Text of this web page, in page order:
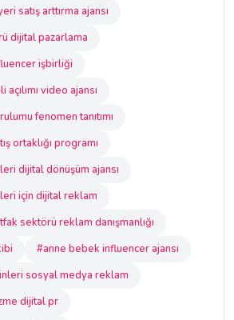
satış arttırma ajansı
dijital pazarlama
işbirliği
video ajansı
fenomen tanıtımı
ortaklığı programı
dijital dönüşüm ajansı
için dijital reklam
sektörü reklam danışmanlığı
#anne bebek influencer ajansı
sosyal medya reklam
dijital pr